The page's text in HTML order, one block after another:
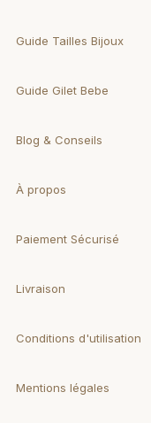
Guide Tailles Bijoux
Guide Gilet Bebe
Blog & Conseils
À propos
Paiement Sécurisé
Livraison
Conditions d'utilisation
Mentions légales